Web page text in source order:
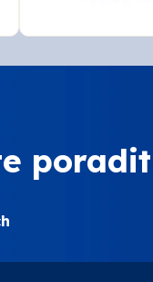
poradit